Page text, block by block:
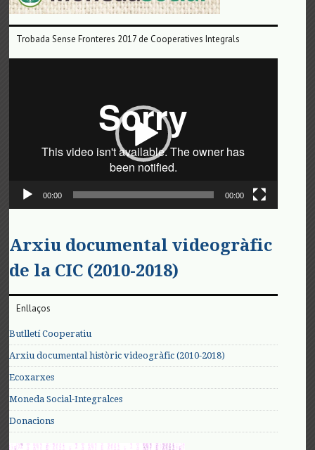
Trobada Sense Fronteres 2017 de Cooperatives Integrals
00:00 00:00
Arxiu documental videogràfic
de la CIC (2010-2018)
Enllaços
Butlletí Cooperatiu
Arxiu documental històric videogràfic (2010-2018)
Ecoxarxes
Moneda Social-Integralces
Donacions